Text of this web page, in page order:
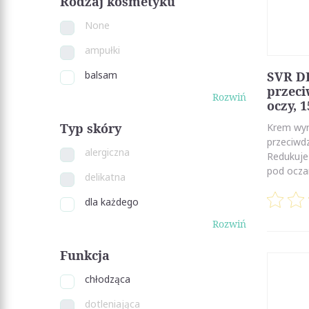
None
ampułki
balsam
Rozwiń
Typ skóry
alergiczna
delikatna
dla każdego
Rozwiń
Funkcja
chłodząca
dotleniająca
SVR
oczy,
Krem
pod